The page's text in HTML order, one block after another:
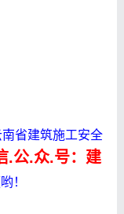
省建筑施工安全
.公.众.号：建
！